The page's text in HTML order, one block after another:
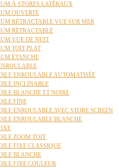
À STORES LATÉRAUX
OUVERTE
RÉTRACTABLE VUE SUR MER
RÉTRACTABLE
VUE DE NUIT
TOIT PLAT
ÉTANCHE
ENROULABLE AUTOMATISÉE
INCLINABLE
BLANCHE ET NOIRE
FINE
ENROULABLE AVEC STORE SCREEN
ENROULABLE BLANCHE
ZOOM TOIT
FIXE CLASSIQUE
BLANCHE
FIXE COULEUR